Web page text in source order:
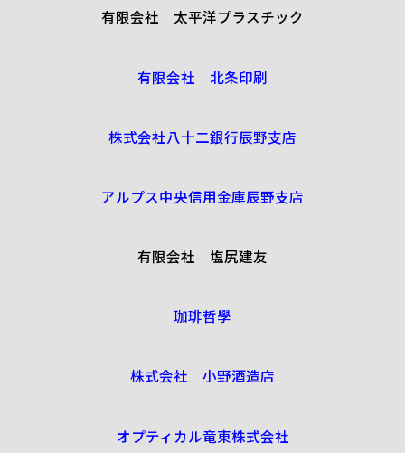
有限会社 太平洋プラスチック
有限会社 北条印刷
株式会社八十二銀行辰野支店
アルプス中央信用金庫辰野支店
有限会社 塩尻建友
珈琲哲學
株式会社 小野酒造店
オプティカル竜東株式会社